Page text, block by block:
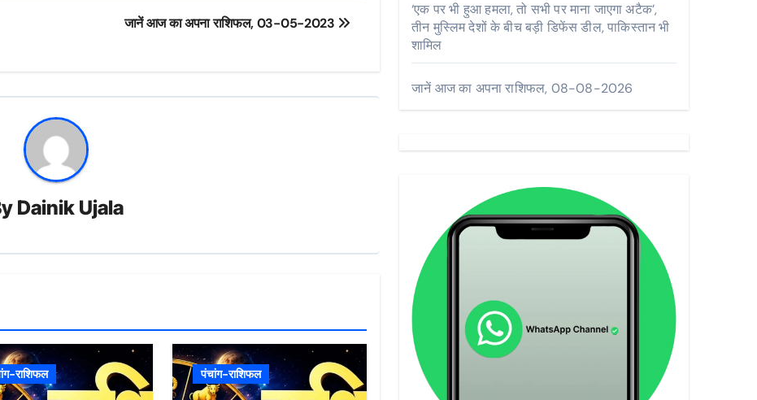
जानें आज का अपना राशिफल, 03-05-2023
Dainik Ujala
राशिफल पंचांग-राशिफल
‘एक पर भी हुआ हमला, तो सभी पर माना जाएगा अटैक’,
तीन मुस्लिम देशों के बीच बड़ी डिफेंस डील, पाकिस्तान भी
शामिल
जानें आज का अपना राशिफल, 08-08-2026